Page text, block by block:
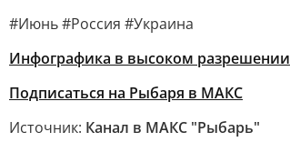
#Июнь #Россия #Украина
Инфографика в высоком разрешении
Подписаться на Рыбаря в МАКС
Источник: Канал в МАКС "Рыбарь"